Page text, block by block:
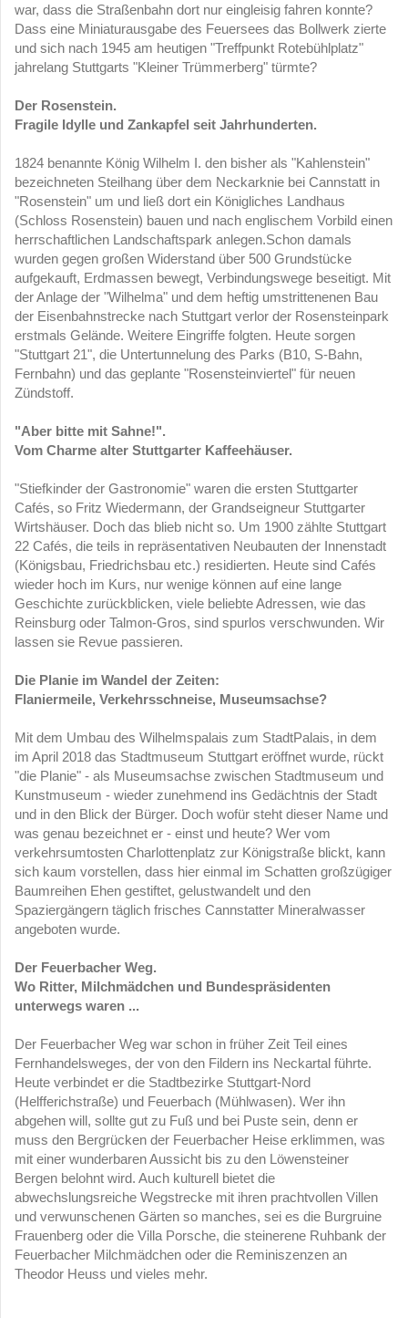
war, dass die Straßenbahn dort nur eingleisig fahren konnte?
Dass eine Miniaturausgabe des Feuersees das Bollwerk zierte
und sich nach 1945 am heutigen "Treffpunkt Rotebühlplatz"
jahrelang Stuttgarts "Kleiner Trümmerberg" türmte?
Der Rosenstein.
Fragile Idylle und Zankapfel seit Jahrhunderten.
1824 benannte König Wilhelm I. den bisher als "Kahlenstein"
bezeichneten Steilhang über dem Neckarknie bei Cannstatt in
"Rosenstein" um und ließ dort ein Königliches Landhaus
(Schloss Rosenstein) bauen und nach englischem Vorbild einen
herrschaftlichen Landschaftspark anlegen.Schon damals
wurden gegen großen Widerstand über 500 Grundstücke
aufgekauft, Erdmassen bewegt, Verbindungswege beseitigt. Mit
der Anlage der "Wilhelma" und dem heftig umstrittenenen Bau
der Eisenbahnstrecke nach Stuttgart verlor der Rosensteinpark
erstmals Gelände. Weitere Eingriffe folgten. Heute sorgen
"Stuttgart 21", die Untertunnelung des Parks (B10, S-Bahn,
Fernbahn) und das geplante "Rosensteinviertel" für neuen
Zündstoff.
"Aber bitte mit Sahne!".
Vom Charme alter Stuttgarter Kaffeehäuser.
"Stiefkinder der Gastronomie" waren die ersten Stuttgarter
Cafés, so Fritz Wiedermann, der Grandseigneur Stuttgarter
Wirtshäuser. Doch das blieb nicht so. Um 1900 zählte Stuttgart
22 Cafés, die teils in repräsentativen Neubauten der Innenstadt
(Königsbau, Friedrichsbau etc.) residierten. Heute sind Cafés
wieder hoch im Kurs, nur wenige können auf eine lange
Geschichte zurückblicken, viele beliebte Adressen, wie das
Reinsburg oder Talmon-Gros, sind spurlos verschwunden. Wir
lassen sie Revue passieren.
Die Planie im Wandel der Zeiten:
Flaniermeile, Verkehrsschneise, Museumsachse?
Mit dem Umbau des Wilhelmspalais zum StadtPalais, in dem
im April 2018 das Stadtmuseum Stuttgart eröffnet wurde, rückt
"die Planie" - als Museumsachse zwischen Stadtmuseum und
Kunstmuseum - wieder zunehmend ins Gedächtnis der Stadt
und in den Blick der Bürger. Doch wofür steht dieser Name und
was genau bezeichnet er - einst und heute? Wer vom
verkehrsumtosten Charlottenplatz zur Königstraße blickt, kann
sich kaum vorstellen, dass hier einmal im Schatten großzügiger
Baumreihen Ehen gestiftet, gelustwandelt und den
Spaziergängern täglich frisches Cannstatter Mineralwasser
angeboten wurde.
Der Feuerbacher Weg.
Wo Ritter, Milchmädchen und Bundespräsidenten
unterwegs waren ...
Der Feuerbacher Weg war schon in früher Zeit Teil eines
Fernhandelsweges, der von den Fildern ins Neckartal führte.
Heute verbindet er die Stadtbezirke Stuttgart-Nord
(Helfferichstraße) und Feuerbach (Mühlwasen). Wer ihn
abgehen will, sollte gut zu Fuß und bei Puste sein, denn er
muss den Bergrücken der Feuerbacher Heise erklimmen, was
mit einer wunderbaren Aussicht bis zu den Löwensteiner
Bergen belohnt wird. Auch kulturell bietet die
abwechslungsreiche Wegstrecke mit ihren prachtvollen Villen
und verwunschenen Gärten so manches, sei es die Burgruine
Frauenberg oder die Villa Porsche, die steinerene Ruhbank der
Feuerbacher Milchmädchen oder die Reminiszenzen an
Theodor Heuss und vieles mehr.